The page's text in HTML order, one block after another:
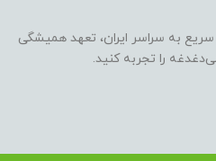
سریع به سراسر ایران، تعهد همیشگی
را تجربه کنید.